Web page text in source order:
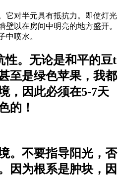
它对半元具有抵抗力。即使灯光
壁以在房间中明亮的地方盛开。
中喷水。
性。无论是和平的豆t
至是绿色苹果，我都
，因此必须在5-7天
的！
。不要指导阳光，否
因为根系是肿块，因